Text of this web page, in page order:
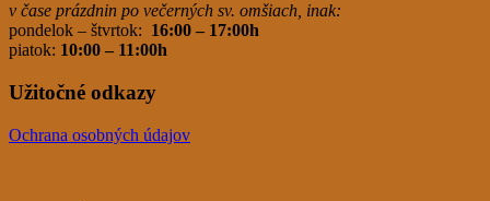
v čase prázdnin po večerných sv. omšiach, inak:
pondelok – štvrtok: 16:00 – 17:00h
piatok: 10:00 – 11:00h
Užitočné odkazy
Ochrana osobných údajov